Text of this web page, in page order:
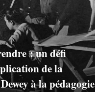
: un défi
de la
à la pédagogie